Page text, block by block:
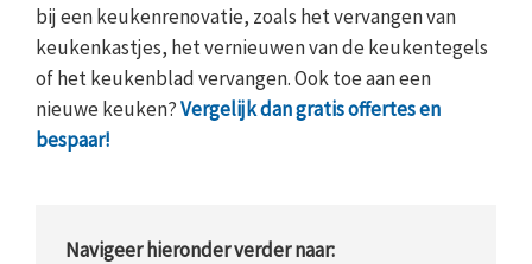
bij een keukenrenovatie, zoals het vervangen van
keukenkastjes, het vernieuwen van de keukentegels
of het keukenblad vervangen. Ook toe aan een
nieuwe keuken?Vergelijk dan gratis offertes en
bespaar!
Navigeer hieronder verder naar: